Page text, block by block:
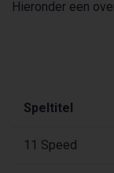
Hieronder een
Speltitel
11 Speed